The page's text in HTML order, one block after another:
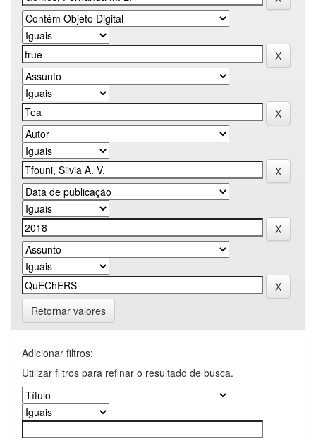
Retornar valores
Adicionar filtros:
Utilizar filtros para refinar o resultado de busca.